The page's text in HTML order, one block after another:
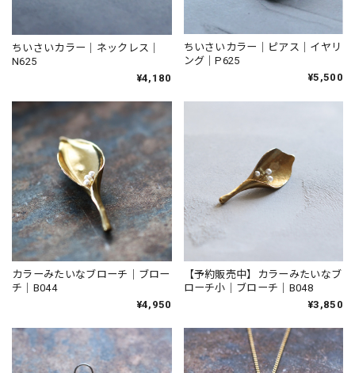
ちいさいカラー｜ネックレス｜
N625
¥4,180
ちいさいカラー｜ピアス｜イヤリ
ング｜P625
¥5,500
カラーみたいなブローチ｜ブロー
チ｜B044
¥4,950
【予約販売中】カラーみたいなブ
ローチ小｜ブローチ｜B048
¥3,850